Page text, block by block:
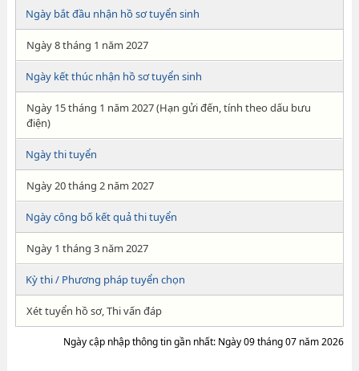
Ngày bắt đầu nhận hồ sơ tuyển sinh
Ngày 8 tháng 1 năm 2027
Ngày kết thúc nhận hồ sơ tuyển sinh
Ngày 15 tháng 1 năm 2027 (Hạn gửi đến, tính theo dấu bưu
điện)
Ngày thi tuyển
Ngày 20 tháng 2 năm 2027
Ngày công bố kết quả thi tuyển
Ngày 1 tháng 3 năm 2027
Kỳ thi / Phương pháp tuyển chọn
Xét tuyển hồ sơ, Thi vấn đáp
Ngày cập nhập thông tin gần nhất: Ngày 09 tháng 07 năm 2026